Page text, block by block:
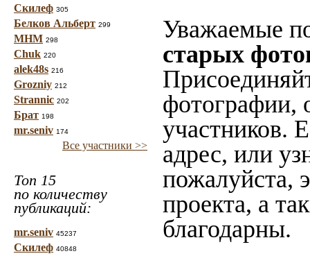
Скилеф 305
Белков Альберт 299
МНМ 298
Chuk 220
alek48s 216
Grozniy 212
Strannic 202
Брат 198
mr.seniv 174
Все участники >>
Топ 15
по количеству
публикаций:
mr.seniv 45237
Скилеф 40848
Уважаемые
старых
фотографии,
участников.
адрес, или
пожалуйста,
проекта, а
благодарны.